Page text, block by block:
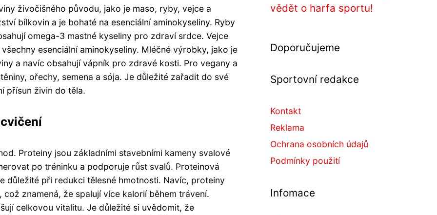
živočišného původu, jako je maso, ryby, vejce a
bílkovin a je bohaté na esenciální aminokyseliny. Ryby
omega-3 mastné kyseliny pro zdraví srdce. Vejce
esenciální aminokyseliny. Mléčné výrobky, jako je
a navíc obsahují vápník pro zdravé kosti. Pro vegany a
ořechy, semena a sója. Je důležité zařadit do své
přísun živin do těla.
Proteiny jsou základními stavebními kameny svalové
po tréninku a podporuje růst svalů. Proteinová
při redukci tělesné hmotnosti. Navíc, proteiny
znamená, že spalují více kalorií během trávení.
celkovou vitalitu. Je důležité si uvědomit, že
vědět o harfa sportu!
Doporučujeme
Sportovní redakce
Kontakt
Reklama
Ochrana osobních údajů
Podmínky použití
Infomace